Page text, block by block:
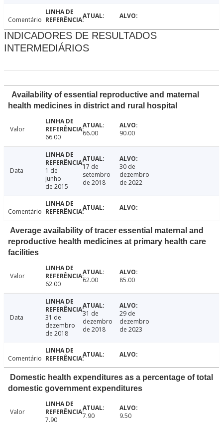
Comentário
INDICADORES DE RESULTADOS
INTERMEDIÁRIOS
Availability of essential reproductive and maternal
health medicines in district and rural hospital
Valor
66.00
66.00 90.00
Data
1 de
junho
de 2015
17 de
setembro
de 2018
30 de
dezembro
de 2022
Comentário
Average availability of tracer essential maternal and
reproductive health medicines at primary health care
facilities
Valor
62.00
62.00 85.00
Data
31 de
dezembro
de 2018
31 de
dezembro
de 2018
29 de
dezembro
de 2023
Comentário
Domestic health expenditures as a percentage of total
domestic government expenditures
Valor
7.90
7.90 9.50